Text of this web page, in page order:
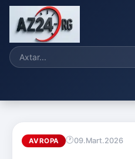
AVROPA 09.Mart.2026